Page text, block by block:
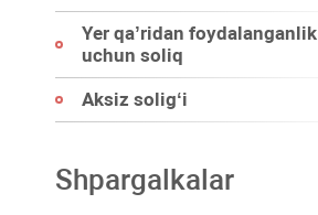
Yer qa’ridan foydalanganlik
uchun soliq
Aksiz soligʻi
Shpargalkalar